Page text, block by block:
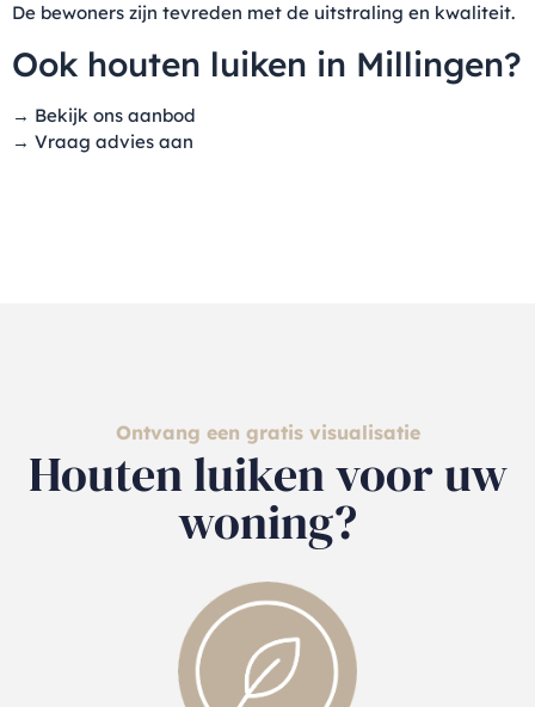
De bewoners zijn tevreden met de uitstraling en kwaliteit.
Ook houten luiken in Millingen?
→ Bekijk ons aanbod
→ Vraag advies aan
Ontvang een gratis visualisatie
Houten luiken voor uw
woning?